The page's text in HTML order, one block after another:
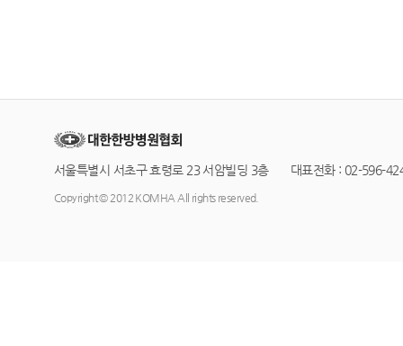
서울특별시 서초구 효령로 23 서암빌딩 3층 대표전화 : 02-596-
Copyright © 2012 KOMHA All rights reserved.